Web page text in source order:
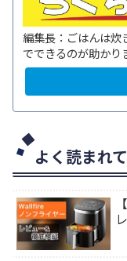
編集長：ごはんは炊
でできるのが助かり
よく読まれ